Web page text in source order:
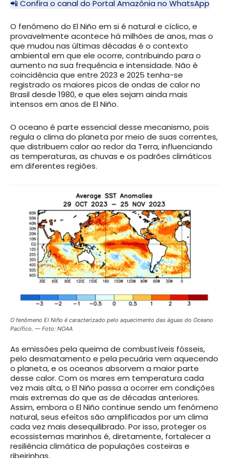
📲 Confira o canal do Portal Amazônia no WhatsApp
O fenômeno do El Niño em si é natural e cíclico, e
provavelmente acontece há milhões de anos, mas o
que mudou nas últimas décadas é o contexto
ambiental em que ele ocorre, contribuindo para o
aumento na sua frequência e intensidade. Não é
coincidência que entre 2023 e 2025 tenha-se
registrado os maiores picos de ondas de calor no
Brasil desde 1980, e que eles sejam ainda mais
intensos em anos de El Niño.
O oceano é parte essencial desse mecanismo, pois
regula o clima do planeta por meio de suas correntes,
que distribuem calor ao redor da Terra, influenciando
as temperaturas, as chuvas e os padrões climáticos
em diferentes regiões.
O fenômeno El Niño é caracterizado pelo aquecimento das águas do Oceano
Pacífico. — Foto: NOAA
As emissões pela queima de combustíveis fósseis,
pelo desmatamento e pela pecuária vem aquecendo
o planeta, e os oceanos absorvem a maior parte
desse calor. Com os mares em temperatura cada
vez mais alta, o El Niño passa a ocorrer em condições
mais extremas do que as de décadas anteriores.
Assim, embora o El Niño continue sendo um fenômeno
natural, seus efeitos são amplificados por um clima
cada vez mais desequilibrado. Por isso, proteger os
ecossistemas marinhos é, diretamente, fortalecer a
resiliência climática de populações costeiras e
ribeirinhas.